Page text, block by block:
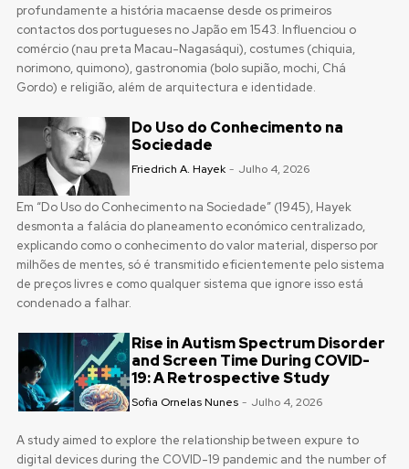
profundamente a história macaense desde os primeiros
contactos dos portugueses no Japão em 1543. Influenciou o
comércio (nau preta Macau-Nagasáqui), costumes (chiquia,
norimono, quimono), gastronomia (bolo supião, mochi, Chá
Gordo) e religião, além de arquitectura e identidade.
Do Uso do Conhecimento na
Sociedade
Friedrich A. Hayek - Julho 4, 2026
Em “Do Uso do Conhecimento na Sociedade” (1945), Hayek
desmonta a falácia do planeamento económico centralizado,
explicando como o conhecimento do valor material, disperso por
milhões de mentes, só é transmitido eficientemente pelo sistema
de preços livres e como qualquer sistema que ignore isso está
condenado a falhar.​​​​​​​​​​​​​​​​​​​​​​​​​​​​​​​​​​​​​​​​​​​​​​​​​​
Rise in Autism Spectrum Disorder
and Screen Time During COVID-
19: A Retrospective Study
Sofia Ornelas Nunes - Julho 4, 2026
A study aimed to explore the relationship between expure to
digital devices during the COVID-19 pandemic and the number of